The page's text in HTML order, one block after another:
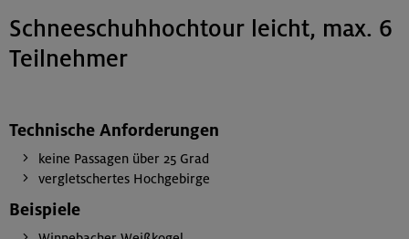
Schneeschuhhochtour leicht, max. 6
Teilnehmer
Technische Anforderungen
keine Passagen über 25 Grad
vergletschertes Hochgebirge
Beispiele